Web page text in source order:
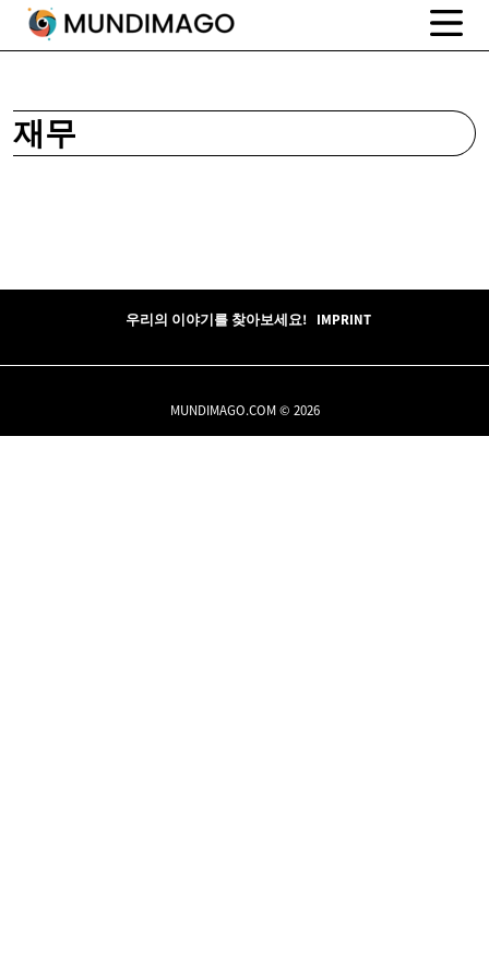
재무
우리의 이야기를 찾아보세요! IMPRINT
MUNDIMAGO.COM © 2026